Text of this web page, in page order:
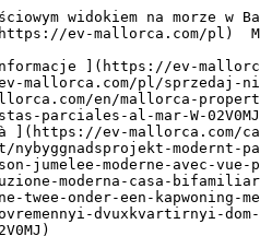
Polski       [ English ](https://ev-mallorca.com/en/mallorca-property/modern-semi-detached-house-in-bahia-azul-W-02V0MJ)   [ Español ](https://ev-mallorca.com/es/inmueble-mallorca/moderno-pareado-con-vistas-parciales-al-mar-W-02V0MJ)   [ Deutsch ](https://ev-mallorca.com/de/mallorca-immobilie/modernes-doppelhaus-mit-teil-meerblick-W-02V0MJ)   [ Català ](https://ev-mallorca.com/ca/immoble-mallorca/casa-adossada-moderna-amb-vistes-parcials-al-mar-W-02V0MJ)   [ Svenska ](https://ev-mallorca.com/sv/mallorca-fastighet/nybyggnadsprojekt-modernt-parhus-med-delvis-havsutsikt-i-bahia-azul-W-02V0MJ)   [ Français ](https://ev-mallorca.com/fr/bien-majorque/projet-de-construction-maison-jumelee-moderne-avec-vue-partielle-sur-la-mer-a-bahia-azul-W-02V0MJ)    [ Italiano ](https://ev-mallorca.com/it/immobili-maiorca/progetto-di-nuova-costruzione-moderna-casa-bifamiliare-con-vista-parziale-sul-mare-a-bahia-azul-W-02V0MJ)   [ Dutch ](https://ev-mallorca.com/nl/mallorca-eigendom/nieuwbouwproject-moderne-twee-onder-een-kapwoning-met-gedeeltelijk-uitzicht-op-zee-in-bahia-azul-W-02V0MJ)   [ Русский ](https://ev-mallorca.com/ru/nedvizhimost-mayorka/novaia-razrabotka-sovremennyi-dvuxkvartirnyi-dom-v-baiia-azul-W-02V0MJ)   [ Dansk ](https://ev-mallorca.com/da/mallorca-ejendom/moderne-dobbelthus-i-bahia-azul-W-02V0MJ)   

 [ ![EV Mallorca](https://cdn.ev-mallorca.com/images/web/EV_Logo_RGB.svg) ](https://ev-mallorca.com/pl)  Open main menu    

   Kupno     [ Wszystkie nieruchomości ](https://ev-mallorca.com/pl/nieruchomosci-majorce?contract_type=0) [ Dom ](https://ev-mallorca.com/pl/nieruchomosci-majorce?contract_type=0&type%5B0%5D=0) [ Domek na wsi